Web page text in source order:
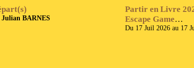
Julian BARNES
Partir en Livre
Escape Game
Cornebidouille
Du 17 Juil 2026 au 17